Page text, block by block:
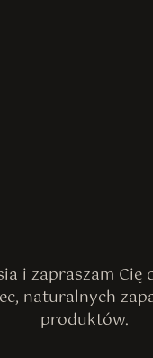
i zapraszam
naturalnych
produktów.